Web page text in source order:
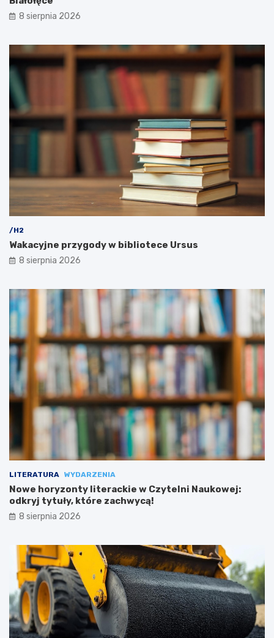
8 sierpnia 2026
/H2
Wakacyjne przygody w bibliotece Ursus
8 sierpnia 2026
LITERATURA WYDARZENIA
Nowe horyzonty literackie w Czytelni Naukowej:
odkryj tytuły, które zachwycą!
8 sierpnia 2026